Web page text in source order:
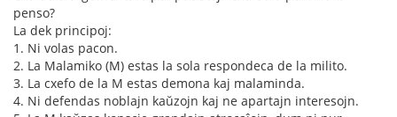
penso?
La dek principoj:
1. Ni volas pacon.
2. La Malamiko (M) estas la sola respondeca de la milito.
3. La cxefo de la M estas demona kaj malaminda.
4. Ni defendas noblajn kaŭzojn kaj ne apartajn interesojn.